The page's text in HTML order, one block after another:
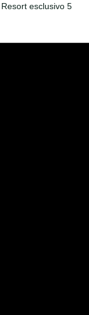
esclusivo 5